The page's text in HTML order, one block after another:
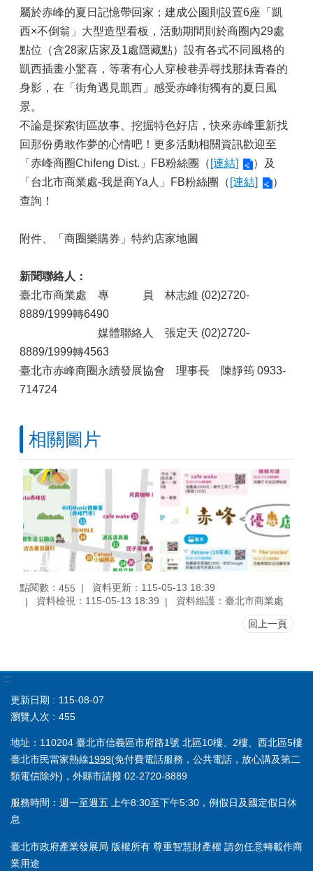
屬於赤峰的夏日記憶帶回家；建成公園則設置6座「凱
西×不倒翁」大型造型看板，活動期間則於商圈內29處
點位（含28家店家及1處隱藏點）設有各式不同風格的
凱西插畫小驚喜，等著有心人穿梭巷弄尋找那抹青春的
身影，在「街角遇見凱西」感受赤峰街獨有的夏日風
景。
不論是探索街區故事、挖掘特色好店，快來赤峰重新找
回那份勇敢作夢的心情吧！更多活動相關資訊歡迎至
「赤峰商圈Chifeng Dist.」FB粉絲團（ [連結]
）及
「台北市商業處-我是商Ya人」FB粉絲團（ [連結]
）
查詢！
附件、「商圈樂購券」特約店家地圖
新聞聯絡人：
臺北市商業處 專 員 林志維 (02)2720-
8889/1999轉6490
媒體聯絡人 張定天 (02)2720-
8889/1999轉4563
臺北市赤峰商圈永續發展協會 理事長 陳靜筠 0933-
714724
相關圖片
點閱數： 455
資料更新：115-05-13 18:39
資料檢視：115-05-13 18:39
資料維護：臺北市商業處
回上一頁
:::
更新日期
115-08-07
瀏覽人次
455
地址：110204 臺北市信義區市府路1號 北區10樓、2樓、西北區5樓
臺北市民當家熱線1999(免付費電話服務，公共電話，放心講及第二
類電信除外)，外縣市請撥 02-2720-8889
服務時間：週一至週五 上午8:30至下午5:30，例假日及國定假日休
息
臺北市政府產業發展局 版權所有 尊重智慧財產權 請勿任意轉載作商
業用途